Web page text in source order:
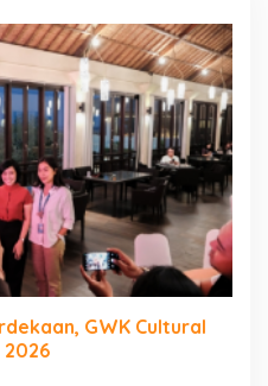
GWK Cultural